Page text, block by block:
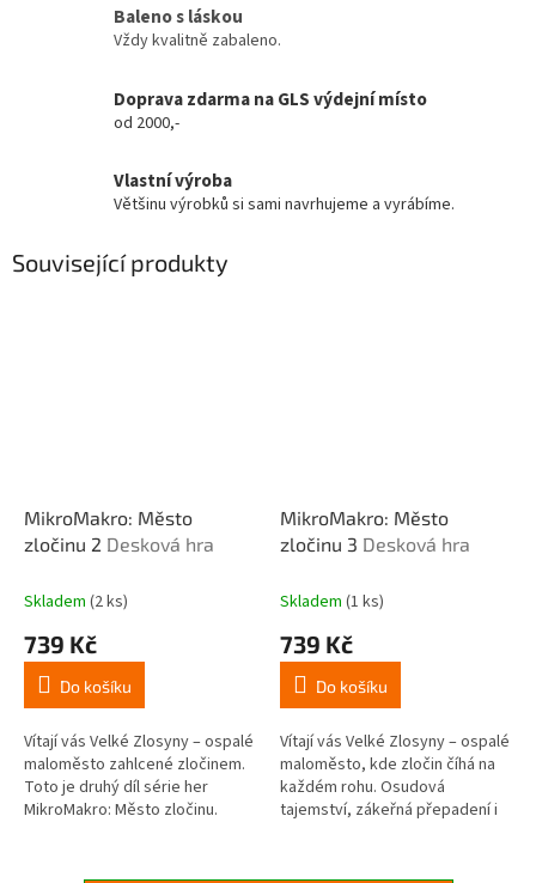
Baleno s láskou
Vždy kvalitně zabaleno.
Doprava zdarma na GLS výdejní místo
od 2000,-
Vlastní výroba
Většinu výrobků si sami navrhujeme a vyrábíme.
Související produkty
MikroMakro: Město
zločinu 2 Desková hra
Skladem (2 ks)
739 Kč
Do košíku
Vítají vás Velké Zlosyny – ospalé
maloměsto zahlcené zločinem.
Toto je druhý díl série her
MikroMakro: Město zločinu.
MikroMakro: Město
zločinu 3 Desková hra
Skladem (1 ks)
739 Kč
Do košíku
Vítají vás Velké Zlosyny – ospalé
maloměsto, kde zločin číhá na
každém rohu. Osudová
tajemství, zákeřná přepadení i